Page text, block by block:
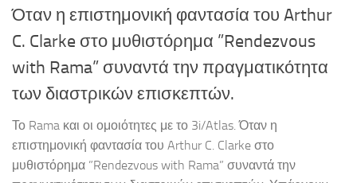
Όταν η επιστημονική φαντασία του Arthur
C. Clarke στο μυθιστόρημα ”Rendezvous
with Rama” συναντά την πραγματικότητα
των διαστρικών επισκεπτών.
Το Rama και οι ομοιότητες με το 3i/Atlas. Όταν η
επιστημονική φαντασία του Arthur C. Clarke στο
μυθιστόρημα ”Rendezvous with Rama” συναντά την